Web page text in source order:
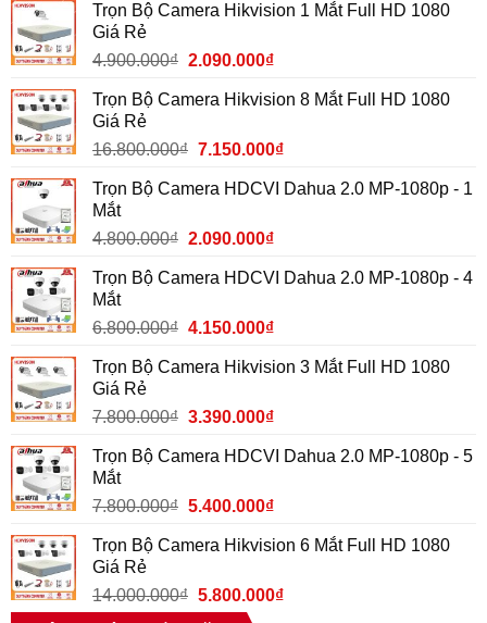
Trọn Bộ Camera Hikvision 1 Mắt Full HD 1080
Giá Rẻ
4.900.000₫ 2.090.000₫
Trọn Bộ Camera Hikvision 8 Mắt Full HD 1080
Giá Rẻ
16.800.000₫ 7.150.000₫
Trọn Bộ Camera HDCVI Dahua 2.0 MP-1080p - 1
Mắt
4.800.000₫ 2.090.000₫
Trọn Bộ Camera HDCVI Dahua 2.0 MP-1080p - 4
Mắt
6.800.000₫ 4.150.000₫
Trọn Bộ Camera Hikvision 3 Mắt Full HD 1080
Giá Rẻ
7.800.000₫ 3.390.000₫
Trọn Bộ Camera HDCVI Dahua 2.0 MP-1080p - 5
Mắt
7.800.000₫ 5.400.000₫
Trọn Bộ Camera Hikvision 6 Mắt Full HD 1080
Giá Rẻ
14.000.000₫ 5.800.000₫